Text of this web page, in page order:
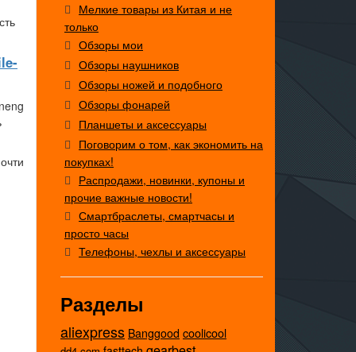
Мелкие товары из Китая и не
только
Обзоры мои
Обзоры наушников
Обзоры ножей и подобного
Обзоры фонарей
Планшеты и аксессуары
Поговорим о том, как экономить на
покупках!
Распродажи, новинки, купоны и
прочие важные новости!
Смартбраслеты, смартчасы и
просто часы
Телефоны, чехлы и аксессуары
Разделы
aliexpress Banggood coolicool